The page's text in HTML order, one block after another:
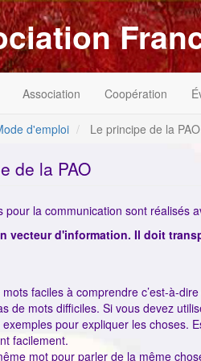
Association Coopération
d'emploi Le principe de la PAO
de la PAO
pour la communication sont réalisés
vecteur d'information. Il doit
mots faciles à comprendre c’est-à-
de mots difficiles. Si vous devez
exemples pour expliquer les choses.
facilement.
mot pour parler de la même